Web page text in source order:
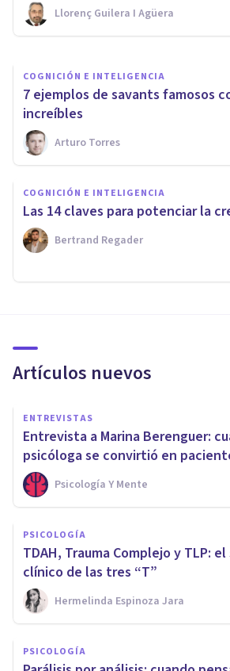
Llorenç Guilera I Agüera
Oscar Castillero Mimenza
COGNICIÓN E INTELIGENCIA
7 ejemplos de savants famosos
increíbles
Arturo Torres
COGNICIÓN E INTELIGENCIA
Las 14 claves para potenciar la
Bertrand Regader
Artículos nuevos
ENTREVISTAS
Entrevista a Marina Berenguer:
psicóloga se convirtió en
Psicología Y Mente
PSICOLOGÍA
TDAH, Trauma Complejo y TLP:
clínico de las tres “T”
Hermelinda Espinoza Jara
PSICOLOGÍA